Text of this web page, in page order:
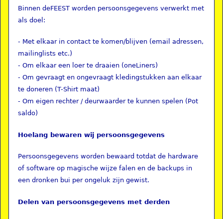
Binnen deFEEST worden persoonsgegevens verwerkt met
als doel:
- Met elkaar in contact te komen/blijven (email adressen,
mailinglists etc.)
- Om elkaar een loer te draaien (oneLiners)
- Om gevraagt en ongevraagt kledingstukken aan elkaar
te doneren (T-Shirt maat)
- Om eigen rechter / deurwaarder te kunnen spelen (Pot
saldo)
Hoelang bewaren wij persoonsgegevens
Persoonsgegevens worden bewaard totdat de hardware
of software op magische wijze falen en de backups in
een dronken bui per ongeluk zijn gewist.
Delen van persoonsgegevens met derden